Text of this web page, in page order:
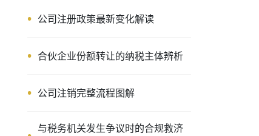
公司注册政策最新变化解读
合伙企业份额转让的纳税主体辨析
公司注销完整流程图解
与税务机关发生争议时的合规救济